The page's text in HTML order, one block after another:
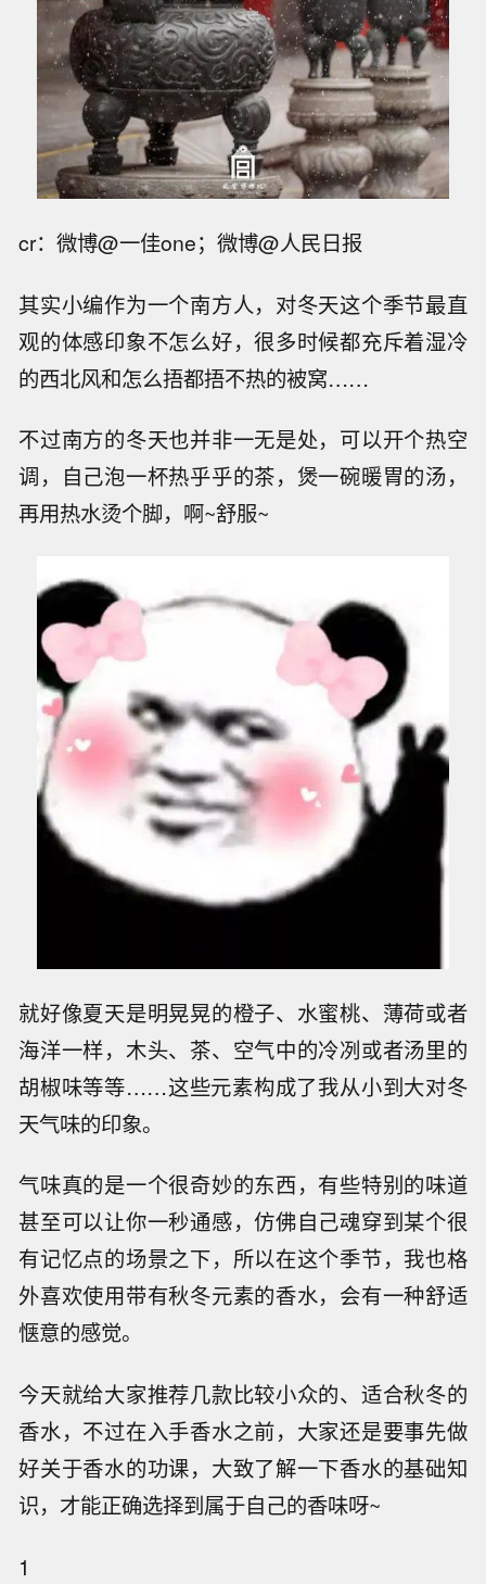
cr：微博@一佳one；微博@人民日报
其实小编作为一个南方人，对冬天这个季节最直
观的体感印象不怎么好，很多时候都充斥着湿冷
的西北风和怎么捂都捂不热的被窝……
不过南方的冬天也并非一无是处，可以开个热空
调，自己泡一杯热乎乎的茶，煲一碗暖胃的汤，
再用热水烫个脚，啊~舒服~
就好像夏天是明晃晃的橙子、水蜜桃、薄荷或者
海洋一样，木头、茶、空气中的冷冽或者汤里的
胡椒味等等……这些元素构成了我从小到大对冬
天气味的印象。
气味真的是一个很奇妙的东西，有些特别的味道
甚至可以让你一秒通感，仿佛自己魂穿到某个很
有记忆点的场景之下，所以在这个季节，我也格
外喜欢使用带有秋冬元素的香水，会有一种舒适
惬意的感觉。
今天就给大家推荐几款比较小众的、适合秋冬的
香水，不过在入手香水之前，大家还是要事先做
好关于香水的功课，大致了解一下香水的基础知
识，才能正确选择到属于自己的香味呀~
1